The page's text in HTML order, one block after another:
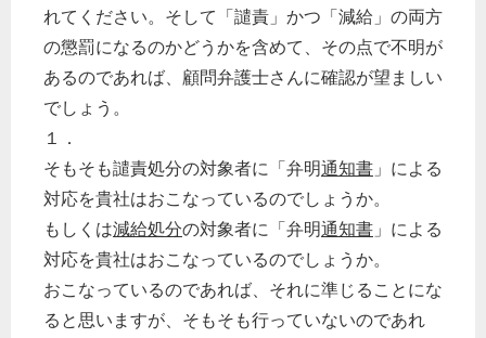
れてください。そして「譴責」かつ「減給」の両方
の懲罰になるのかどうかを含めて、その点で不明が
あるのであれば、顧問弁護士さんに確認が望ましい
でしょう。
１．
そもそも譴責処分の対象者に「弁明通知書 」による
対応を貴社はおこなっているのでしょうか。
もしくは減給処分の対象者に「弁明通知書 」による
対応を貴社はおこなっているのでしょうか。
おこなっているのであれば、それに準じることにな
ると思いますが、そもそも行っていないのであれ